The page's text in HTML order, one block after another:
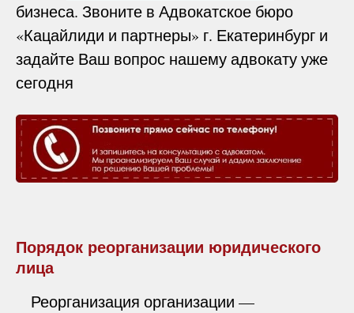
бизнеса. Звоните в Адвокатское бюро
«Кацайлиди и партнеры» г. Екатеринбург и
задайте Ваш вопрос нашему адвокату уже
сегодня
Порядок реорганизации юридического
лица
Реорганизация организации —